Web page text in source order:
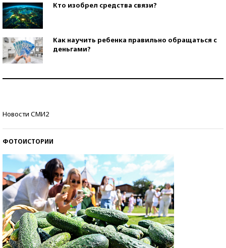
Кто изобрел средства связи?
Как научить ребенка правильно обращаться с
деньгами?
Новости СМИ2
ФОТОИСТОРИИ